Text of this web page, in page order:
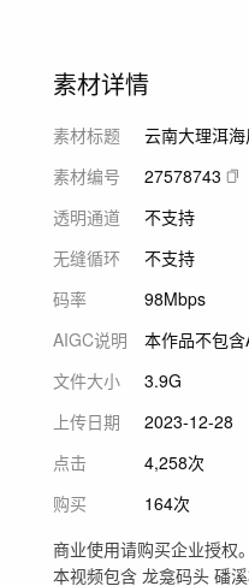
素材详情
素材标题
云南大理洱
素材编号
27578743
透明通道
不支持
无缝循环
不支持
码率
98Mbps
AIGC说明
本作品不包
文件大小
3.9G
上传日期
2023-12-28
点击
4,258次
购买
164次
商业使用请购买企业授权。
本视频包含 龙龛码头 磻